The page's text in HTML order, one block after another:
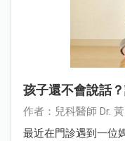
孩子還不會說話
作者：兒科醫師 Dr.
最近在門診遇到一位